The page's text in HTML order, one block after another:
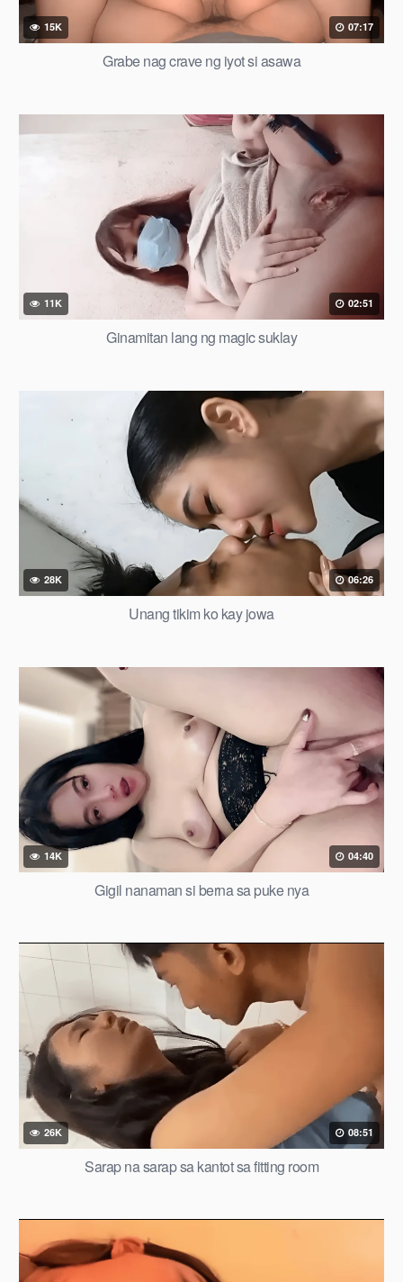
15K 07:17
Grabe nag crave ng iyot si asawa
11K 02:51
Ginamitan lang ng magic suklay
28K 06:26
Unang tikim ko kay jowa
14K 04:40
Gigil nanaman si berna sa puke nya
26K 08:51
Sarap na sarap sa kantot sa fitting room